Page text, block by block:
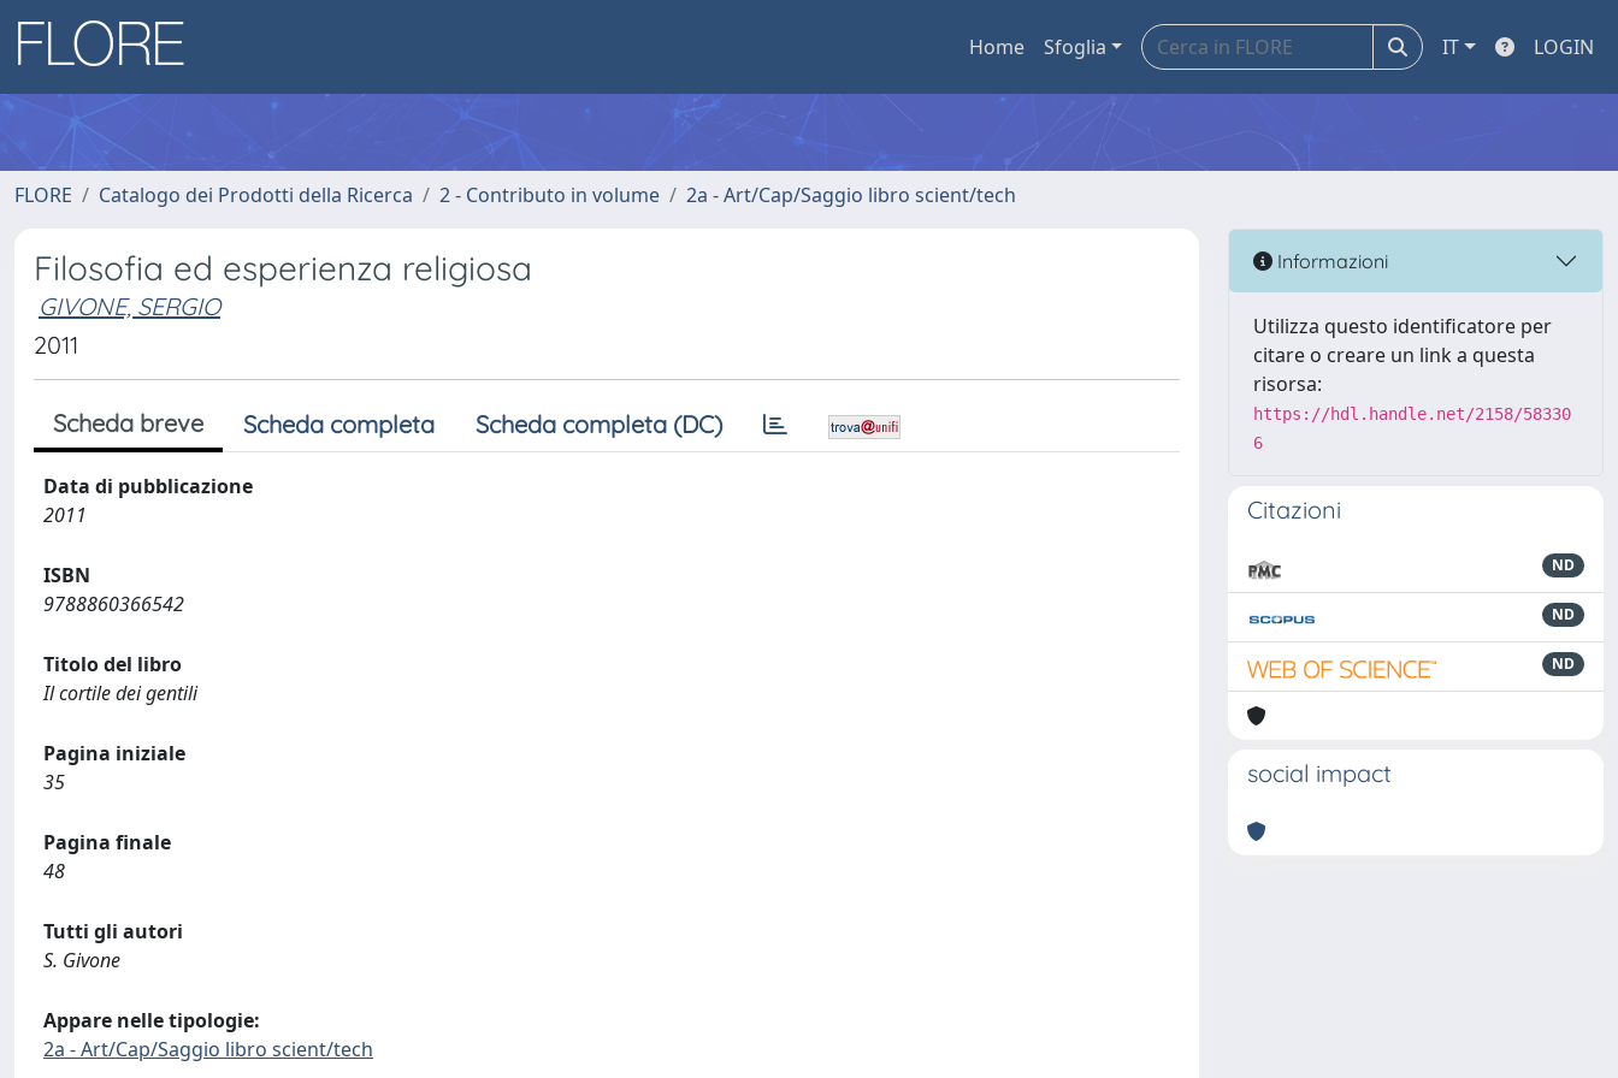
Home Sfoglia IT LOGIN
FLORE Catalogo dei Prodotti della Ricerca 2 - Contributo in volume 2a - Art/Cap/Saggio libro scient/tech
Filosofia ed esperienza religiosa
GIVONE, SERGIO
2011
Scheda breve Scheda completa Scheda completa (DC)
Data di pubblicazione
2011
ISBN
9788860366542
Titolo del libro
Il cortile dei gentili
Pagina iniziale
35
Pagina finale
48
Tutti gli autori
S. Givone
Appare nelle tipologie:
2a - Art/Cap/Saggio libro scient/tech
Informazioni
Utilizza questo identificatore per
citare o creare un link a questa
risorsa:
https://hdl.handle.net/2158/58330
6
Citazioni
ND
ND
ND
social impact